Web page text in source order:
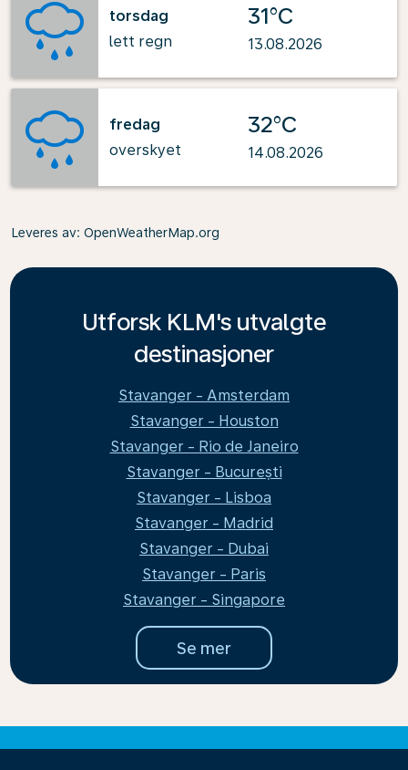
torsdag
lett regn
31°C
13.08.2026
fredag
overskyet
32°C
14.08.2026
Leveres av: OpenWeatherMap.org
Utforsk KLM's utvalgte
destinasjoner
Stavanger - Amsterdam
Stavanger - Houston
Stavanger - Rio de Janeiro
Stavanger - București
Stavanger - Lisboa
Stavanger - Madrid
Stavanger - Dubai
Stavanger - Paris
Stavanger - Singapore
Se mer